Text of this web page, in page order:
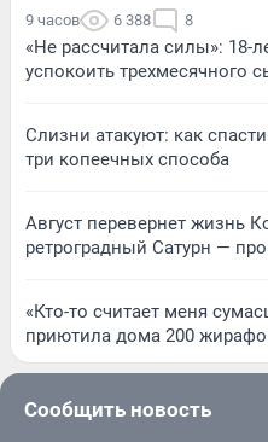
9 часов 6 388 8
«Не рассчитала силы»: 18-
успокоить трехмесячного
Слизни атакуют: как
три копеечных способа
Август перевернет жизнь
ретроградный Сатурн —
«Кто-то считает меня
приютила дома 200
Сообщить новость